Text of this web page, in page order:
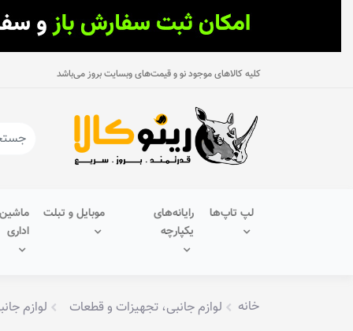
کلیه کالاهای موجود نو و قیمت‌های وبسایت بروز می‌باشد
لپ تاپ‌ها
رایانه‌های
یکپارچه
موبایل و تبلت
اداری
خانه لوازم جانبی، تجهیزات و قطعات لوازم